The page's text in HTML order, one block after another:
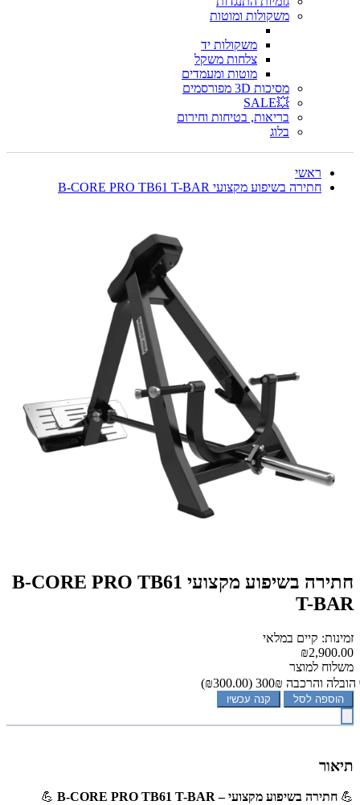
משקולות ומוטות
משקולות יד
צלחות משקל
מוטות ומעמדים
מסיכות 3D מפורסמים
💥SALE
בריאות, בטיחות וחירום
בלוג
ראשי
חתירה בשיפוע מקצועי B-CORE PRO TB61 T-BAR
חתירה בשיפוע מקצועי B-CORE PRO TB61
T-BAR
זמינות: קיים במלאי
₪2,900.00
משלוח למוצר
הובלה והרכבה 300₪
(₪300.00)
הוספה לסל קנה עכשיו
תיאור
💪 חתירה בשיפוע מקצועי – B-CORE PRO TB61 T-BAR
💪